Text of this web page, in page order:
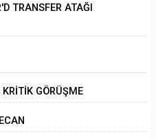
TRANSFER ATAĞI
GÖRÜŞME